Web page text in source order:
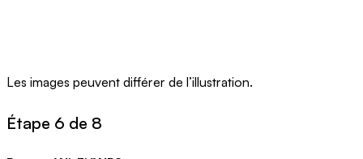
Les images peuvent différer de l’illustration.
Étape 6 de 8